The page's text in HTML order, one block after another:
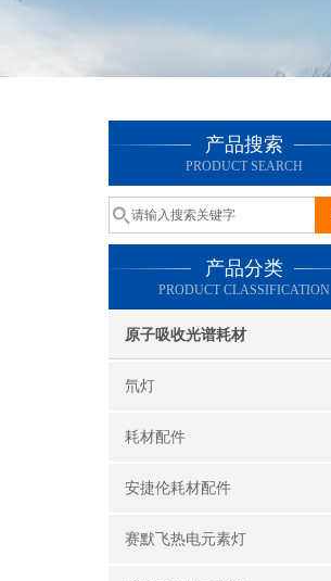
产品搜索
PRODUCT SEARCH
产品分类
PRODUCT CLASSIFICATION
原子吸收光谱耗材
氘灯
耗材配件
安捷伦耗材配件
赛默飞热电元素灯